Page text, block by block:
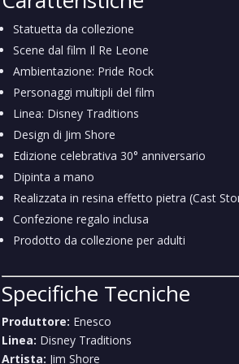
Statuetta da collezione
Scene dal film Il Re Leone
Ambientazione: Pride Rock
Personaggi multipli del film
Linea: Disney Traditions
Design di Jim Shore
Edizione celebrativa 30° anniversario
Dipinta a mano
Realizzata in resina effetto pietra (Cast
Confezione regalo inclusa
Prodotto da collezione per adulti
Specifiche Tecniche
Produttore: Enesco
Linea: Disney Traditions
Artista: Jim Shore